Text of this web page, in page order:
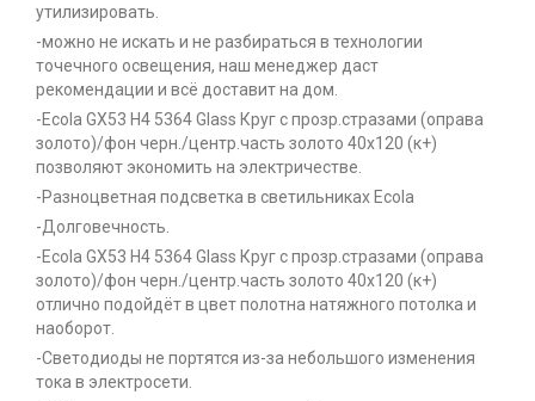
утилизировать.
-можно не искать и не разбираться в технологии
точечного освещения, наш менеджер даст
рекомендации и всё доставит на дом.
-Ecola GX53 H4 5364 Glass Круг с прозр.стразами (оправа
золото)/фон черн./центр.часть золото 40x120 (к+)
позволяют экономить на электричестве.
-Разноцветная подсветка в светильниках Ecola
-Долговечность.
-Ecola GX53 H4 5364 Glass Круг с прозр.стразами (оправа
золото)/фон черн./центр.часть золото 40x120 (к+)
отлично подойдёт в цвет полотна натяжного потолка и
наоборот.
-Светодиоды не портятся из-за небольшого изменения
тока в электросети.